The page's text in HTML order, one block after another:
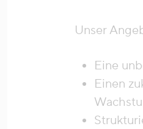
Unser
Eine
Einen